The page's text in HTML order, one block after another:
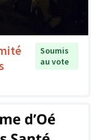
Soumis
au vote